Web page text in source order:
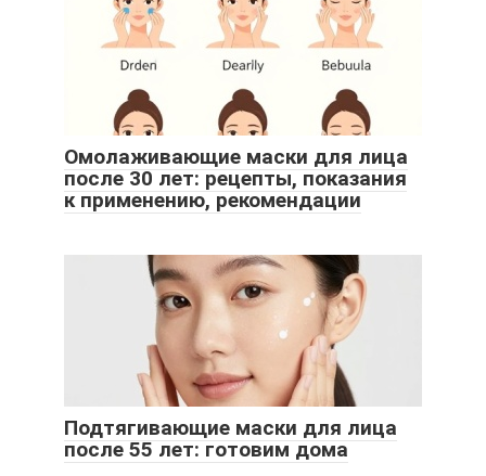
Омолаживающие маски для лица
после 30 лет: рецепты, показания
к применению, рекомендации
Подтягивающие маски для лица
после 55 лет: готовим дома